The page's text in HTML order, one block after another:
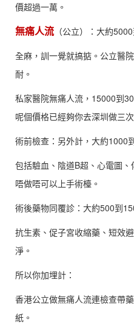
價超過一萬。
無痛人流 （公立）：大約
全麻，訓一覺就搞掂。公立醫
耐。
私家醫院無痛人流，15000到
呢個價格已經夠你去深圳做三次
術前檢查：另外計，大約1000
包括驗血、陰道B超、心電圖
唔做唔可以上手術檯。
術後藥物同覆診：大約500到
抗生素、促子宮收縮藥、短效
淨。
所以你加埋計：
香港公立做無痛人流連檢查帶
紙。